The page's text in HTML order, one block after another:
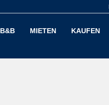
B&B MIETEN KAUFEN